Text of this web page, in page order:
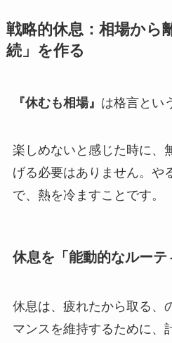
戦略的休息：相場から
続」を作る
『休むも相場』 は格言とい
楽しめないと感じた時に、
げる必要はありません。 や
で、熱を冷ますことです。
休息を「能動的なルーテ
休息は、疲れたから取る、
マンスを維持するために、